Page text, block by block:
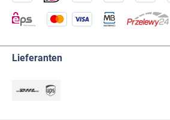
Lieferanten